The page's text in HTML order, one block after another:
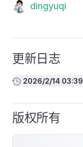
dingyuqi
更新日志
2026/2/14 03:39
版权所有